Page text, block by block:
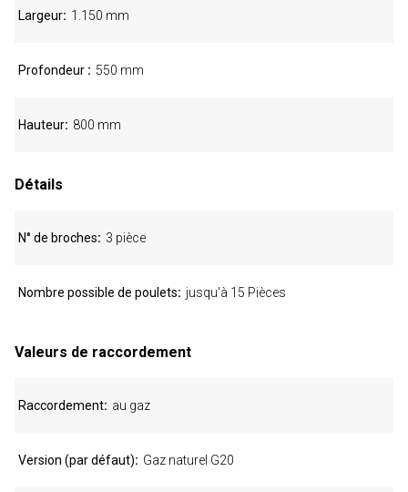
Largeur 1.150 mm
Profondeur 550 mm
Hauteur 800 mm
Détails
N° de broches 3 pièce
Nombre possible de poulets jusqu'à 15 Pièces
Valeurs de raccordement
Raccordement au gaz
Version (par défaut) Gaz naturel G20